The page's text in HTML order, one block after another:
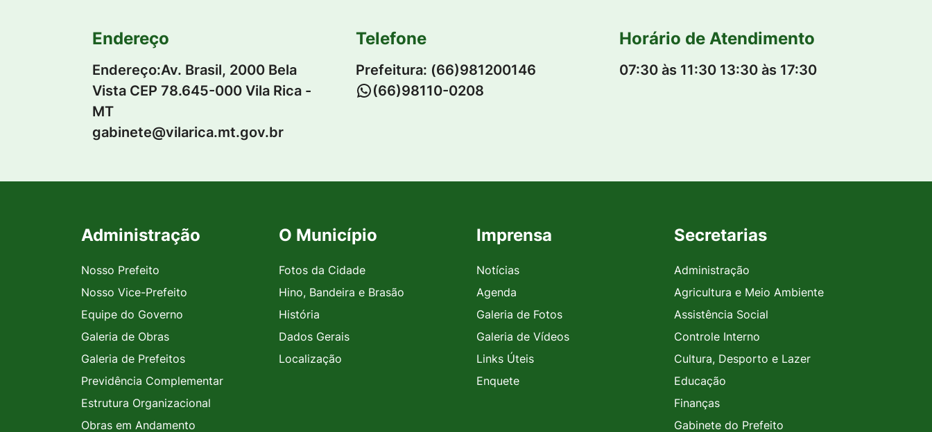
Endereço
Endereço:Av. Brasil, 2000 Bela
Vista CEP 78.645-000 Vila Rica -
MT
gabinete@vilarica.mt.gov.br
Telefone
Prefeitura: (66)981200146
(66)98110-0208
Horário de Atendimento
07:30 às 11:30 13:30 às 17:30
Seção do Rodapé e Contato
Administração
Nosso Prefeito
Nosso Vice-Prefeito
Equipe do Governo
Galeria de Obras
Galeria de Prefeitos
Previdência Complementar
Estrutura Organizacional
Obras em Andamento
O Município
Fotos da Cidade
Hino, Bandeira e Brasão
História
Dados Gerais
Localização
Imprensa
Notícias
Agenda
Galeria de Fotos
Galeria de Vídeos
Links Úteis
Enquete
Secretarias
Administração
Agricultura e Meio Ambiente
Assistência Social
Controle Interno
Cultura, Desporto e Lazer
Educação
Finanças
Gabinete do Prefeito